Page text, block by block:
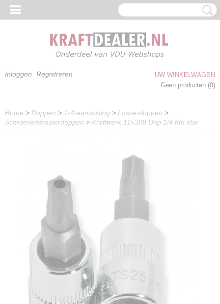
Inloggen Registreren
UW WINKELWAGEN
Geen producten (0)
Home > Doppen > 1-4-aansluiting > Losse-doppen >
Schroevendraaierdoppen > Kraftwerk 115308 Dop 1/4 t8h star